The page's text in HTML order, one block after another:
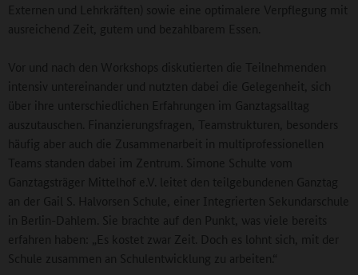
Externen und Lehrkräften) sowie eine optimalere Verpflegung mit
ausreichend Zeit, gutem und bezahlbarem Essen.
Vor und nach den Workshops diskutierten die Teilnehmenden
intensiv untereinander und nutzten dabei die Gelegenheit, sich
über ihre unterschiedlichen Erfahrungen im Ganztagsalltag
auszutauschen. Finanzierungsfragen, Teamstrukturen, besonders
häufig aber auch die Zusammenarbeit in multiprofessionellen
Teams standen dabei im Zentrum. Simone Schulte vom
Ganztagsträger Mittelhof e.V. leitet den teilgebundenen Ganztag
an der Gail S. Halvorsen Schule, einer Integrierten Sekundarschule
in Berlin-Dahlem. Sie brachte auf den Punkt, was viele bereits
erfahren haben: „Es kostet zwar Zeit. Doch es lohnt sich, mit der
Schule zusammen an Schulentwicklung zu arbeiten.“